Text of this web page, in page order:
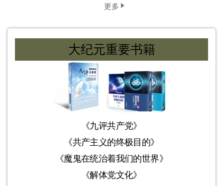
更多
大纪元重要书籍
《九评共产党》
《共产主义的终极目的》
《魔鬼在统治着我们的世界》
《解体党文化》